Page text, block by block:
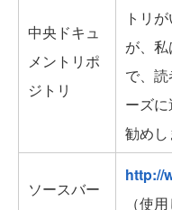
中央ドキュ
メントリポ
ジトリ
トリ
が、
で、
ーズ
勧めし
ソースバー
http://
（使